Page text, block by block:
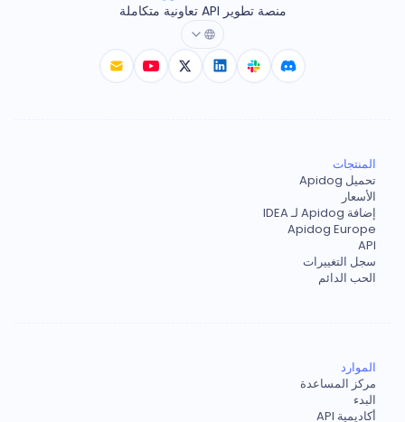
منصة تطوير API تعاونية متكاملة
المنتجات
تحميل Apidog
الأسعار
إضافة Apidog لـ IDEA
Apidog Europe
API
سجل التغييرات
الحب الدائم
الموارد
مركز المساعدة
البدء
أكاديمية API